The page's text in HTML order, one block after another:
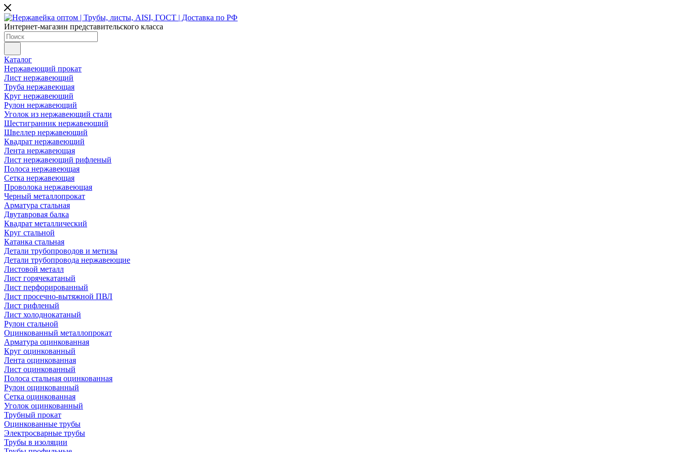
Интернет-магазин представительского класса
Каталог
Нержавеющий прокат
Лист нержавеющий
Труба нержавеющая
Круг нержавеющий
Рулон нержавеющий
Уголок из нержавеющий стали
Шестигранник нержавеющий
Швеллер нержавеющий
Квадрат нержавеющий
Лента нержавеющая
Лист нержавеющий рифленый
Полоса нержавеющая
Сетка нержавеющая
Проволока нержавеющая
Черный металлопрокат
Арматура стальная
Двутавровая балка
Квадрат металлический
Круг стальной
Катанка стальная
Детали трубопроводов и метизы
Детали трубопровода нержавеющие
Листовой металл
Лист горячекатаный
Лист перфорированный
Лист просечно-вытяжной ПВЛ
Лист рифленый
Лист холоднокатаный
Рулон стальной
Оцинкованный металлопрокат
Арматура оцинкованная
Круг оцинкованный
Лента оцинкованная
Лист оцинкованный
Полоса стальная оцинкованная
Рулон оцинкованный
Сетка оцинкованная
Уголок оцинкованный
Трубный прокат
Оцинкованные трубы
Электросварные трубы
Трубы в изоляции